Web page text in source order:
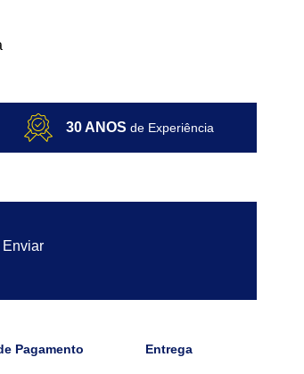
30 ANOS de Experiência
Pagamento Entrega